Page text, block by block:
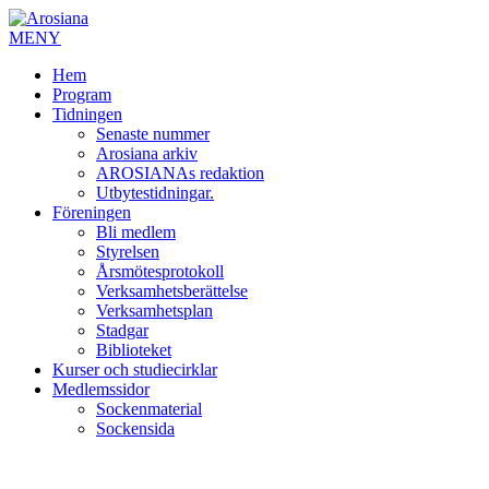
MENY
Hem
Program
Tidningen
Senaste nummer
Arosiana arkiv
AROSIANAs redaktion
Utbytestidningar.
Föreningen
Bli medlem
Styrelsen
Årsmötesprotokoll
Verksamhetsberättelse
Verksamhetsplan
Stadgar
Biblioteket
Kurser och studiecirklar
Medlemssidor
Sockenmaterial
Sockensida